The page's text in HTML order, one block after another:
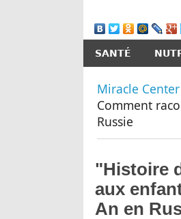
SANTÉ
Miracle
Comment
Russie
"Histoire
aux
An en